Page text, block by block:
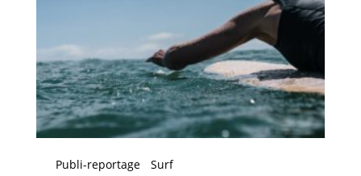
Publi-reportage Surf